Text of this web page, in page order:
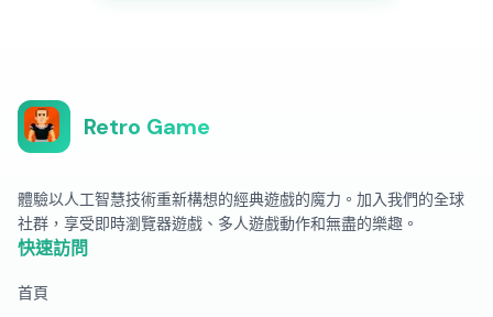
Retro Game
體驗以人工智慧技術重新構想的經典遊戲的魔力。加入我們的全球
社群，享受即時瀏覽器遊戲、多人遊戲動作和無盡的樂趣。
快速訪問
首頁